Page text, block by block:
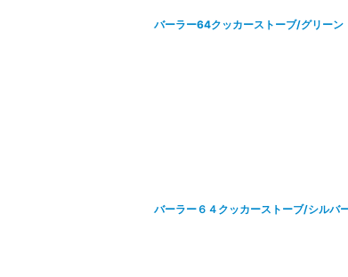
バーラー64クッカーストーブ/グリーン
バーラー６４クッカーストーブ/シルバ